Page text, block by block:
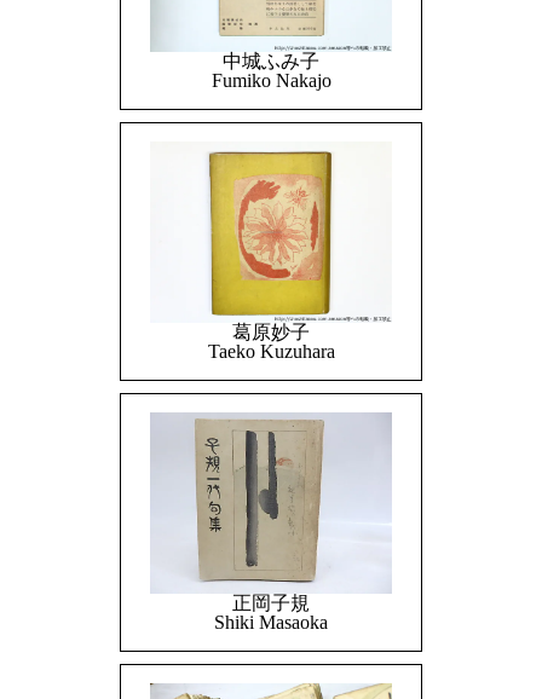
中城ふみ子
Fumiko Nakajo
葛原妙子
Taeko Kuzuhara
正岡子規
Shiki Masaoka